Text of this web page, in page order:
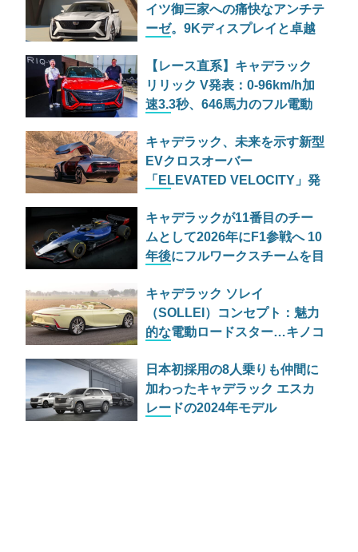
イツ御三家への痛快なアンチテ
ーゼ。9Kディスプレイと卓越
カン スポーツの逆襲
【レース直系】キャデラック
リリック V発表：0-96km/h加
速3.3秒、646馬力のフル電動
け継げるか
キャデラック、未来を示す新型
EVクロスオーバー
「ELEVATED VELOCITY」発
性能モデル
キャデラックが11番目のチー
ムとして2026年にF1参戦へ 10
年後にフルワークスチームを目
キャデラック ソレイ
（SOLLEI）コンセプト：魅力
的な電動ロードスター…キノコ
日本初採用の8人乗りも仲間に
加わったキャデラック エスカ
レードの2024年モデル